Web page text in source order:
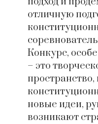
отличную
Конкурс,
– это
новые идеи,
возникают